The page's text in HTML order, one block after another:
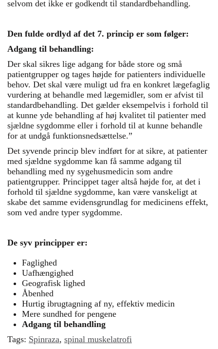
selvom det ikke er godkendt til standardbehandling.
Den fulde ordlyd af det 7. princip er som følger:
Adgang til behandling:
Der skal sikres lige adgang for både store og små
patientgrupper og tages højde for patienters individuelle
behov. Det skal være muligt ud fra en konkret lægefaglig
vurdering at behandle med lægemidler, som er afvist til
standardbehandling. Det gælder eksempelvis i forhold til
at kunne yde behandling af høj kvalitet til patienter med
sjældne sygdomme eller i forhold til at kunne behandle
for at undgå funktionsnedsættelse.”
Det syvende princip blev indført for at sikre, at patienter
med sjældne sygdomme kan få samme adgang til
behandling med ny sygehusmedicin som andre
patientgrupper. Princippet tager altså højde for, at det i
forhold til sjældne sygdomme, kan være vanskeligt at
skabe det samme evidensgrundlag for medicinens effekt,
som ved andre typer sygdomme.
De syv principper er:
Faglighed
Uafhængighed
Geografisk lighed
Åbenhed
Hurtig ibrugtagning af ny, effektiv medicin
Mere sundhed for pengene
Adgang til behandling
Tags: Spinraza, spinal muskelatrofi